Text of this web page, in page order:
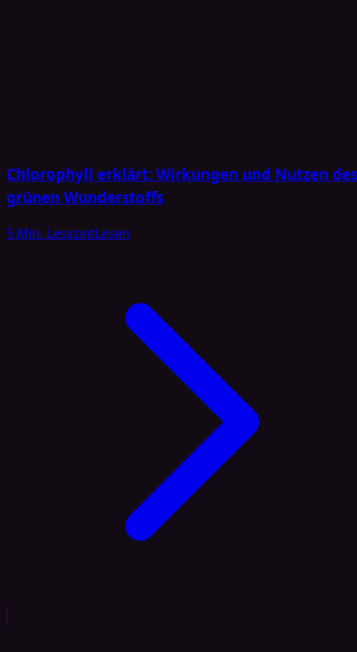
Chlorophyll erklärt: Wirkungen und Nutzen des
grünen Wunderstoffs
5 Min. LesezeitLesen